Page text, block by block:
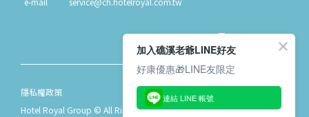
隱私權政策
Hotel Royal Group © All Rights Reserved.
加入礁溪老爺LINE好友
好康優惠🎁LINE友限定
連結 LINE 帳號